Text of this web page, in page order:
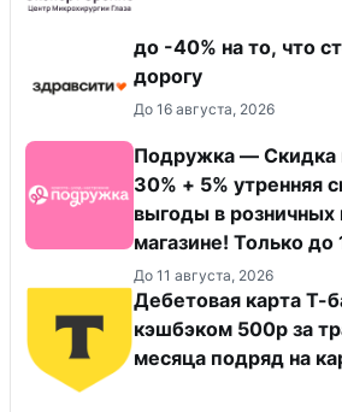
до -40% на то, что
дорогу
До 16 августа, 2026
Подружка — Скидка
30% + 5% утренняя
выгоды в розничных
магазине! Только до
До 11 августа, 2026
Дебетовая карта Т-
кэшбэком 500р за
месяца подряд на